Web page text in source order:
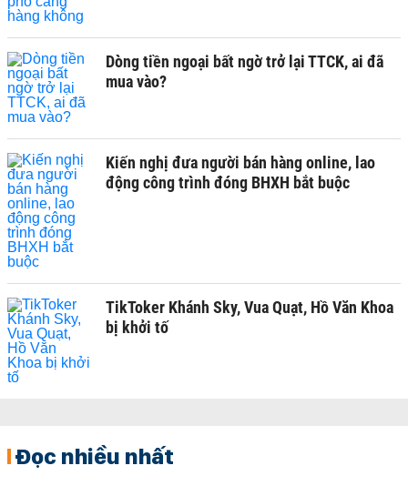
Dòng tiền ngoại bất ngờ trở lại TTCK, ai đã
mua vào?
Kiến nghị đưa người bán hàng online, lao
động công trình đóng BHXH bắt buộc
TikToker Khánh Sky, Vua Quạt, Hồ Văn Khoa
bị khởi tố
Đọc nhiều nhất